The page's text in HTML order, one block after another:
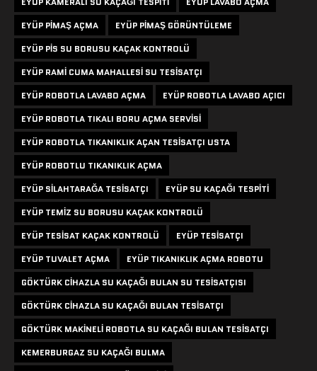
EYÜP PIMAŞ AÇMA
EYÜP PIMAŞ GÖRÜNTÜLEME
EYÜP PIS SU BORUSU KAÇAK KONTROLÜ
EYÜP RAMI CUMA MAHALLESI SU TESISATÇI
EYÜP ROBOTLA LAVABO AÇMA
EYÜP ROBOTLA LAVABO AÇICI
EYÜP ROBOTLA TIKALI BORU AÇMA SERVISI
EYÜP ROBOTLA TIKANIKLIK AÇAN TESISATÇI USTA
EYÜP ROBOTLU TIKANIKLIK AÇMA
EYÜP SILAHTARAĞA TESISATÇI
EYÜP SU KAÇAĞI TESPITI
EYÜP TEMIZ SU BORUSU KAÇAK KONTROLÜ
EYÜP TESISAT KAÇAK KONTROLÜ
EYÜP TESISATÇI
EYÜP TUVALET AÇMA
EYÜP TIKANIKLIK AÇMA ROBOTU
GÖKTÜRK CIHAZLA SU KAÇAĞI BULAN SU TESISATÇISI
GÖKTÜRK CIHAZLA SU KAÇAĞI BULAN TESISATÇI
GÖKTÜRK MAKINELI ROBOTLA SU KAÇAĞI BULAN TESISATÇI
KEMERBURGAZ SU KAÇAĞI BULMA